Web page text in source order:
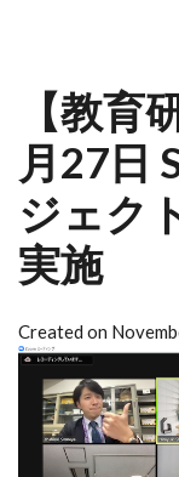
【教育
月27日
ジェク
実施
Created on